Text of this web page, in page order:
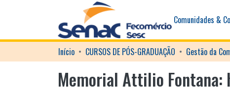
Comunidades &
Início CURSOS DE PÓS-GRADUAÇÃO
Memorial Attilio